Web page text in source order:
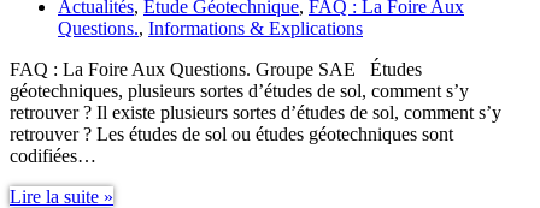
Actualités, Étude Géotechnique, FAQ : La Foire Aux
Questions., Informations & Explications
FAQ : La Foire Aux Questions. Groupe SAE Études
géotechniques, plusieurs sortes d’études de sol, comment s’y
retrouver ? Il existe plusieurs sortes d’études de sol, comment s’y
retrouver ? Les études de sol ou études géotechniques sont
codifiées…
Lire la suite »